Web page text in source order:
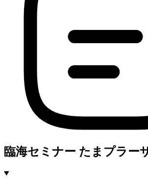
臨海セミナー たまプラー